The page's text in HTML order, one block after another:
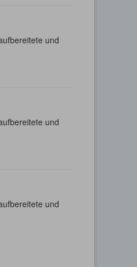
und
und
und